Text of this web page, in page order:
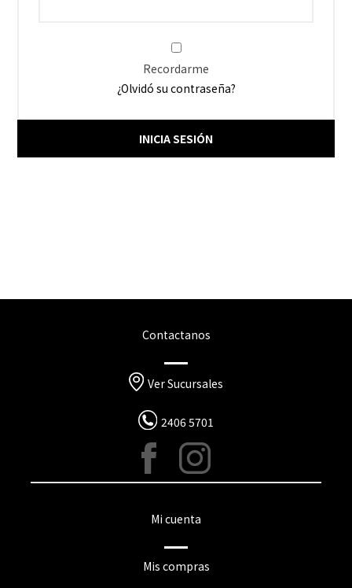
Recordarme
¿Olvidó su contraseña?
Contactanos
Ver Sucursales
2406 5701
Mi cuenta
Mis compras